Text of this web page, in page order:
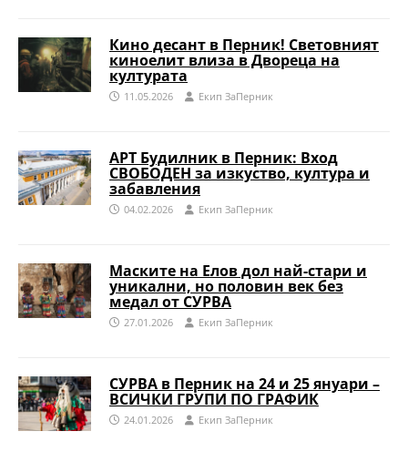
Кино десант в Перник! Световният
киноелит влиза в Двореца на
културата
11.05.2026 Eкип ЗаПерник
АРТ Будилник в Перник: Вход
СВОБОДЕН за изкуство, култура и
забавления
04.02.2026 Eкип ЗаПерник
Маските на Елов дол най-стари и
уникални, но половин век без
медал от СУРВА
27.01.2026 Eкип ЗаПерник
СУРВА в Перник на 24 и 25 януари –
ВСИЧКИ ГРУПИ ПО ГРАФИК
24.01.2026 Eкип ЗаПерник